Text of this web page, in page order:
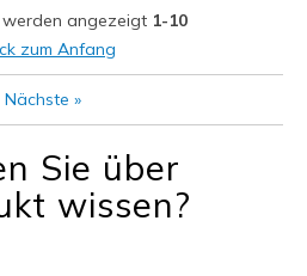
are for Wearing
angezeigt 1-10
zum Anfang
Nächste »
Sie über
wissen?